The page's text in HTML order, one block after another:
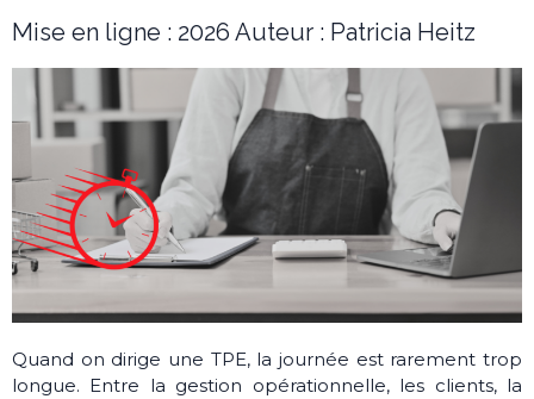
Mise en ligne : 2026 Auteur : Patricia Heitz
Quand on dirige une TPE, la journée est rarement trop
longue. Entre la gestion opérationnelle, les clients, la